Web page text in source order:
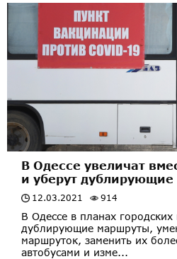
В Одессе увеличат
и уберут
12.03.2021 914
В Одессе в планах городских
дублирующие маршруты,
маршруток, заменить их
автобусами и изме...